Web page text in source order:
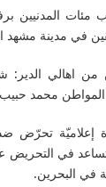
في مدينة مشهد
من اهالي الدير:
محمد
في التحريض
في البحرين.